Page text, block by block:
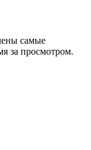
самые
за просмотром.